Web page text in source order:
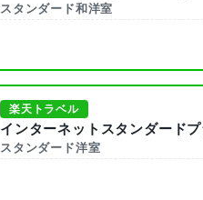
スタンダード和洋室
楽天トラベル
インターネットスタンダード
スタンダード洋室